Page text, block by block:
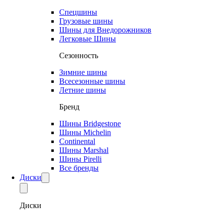
Спецшины
Грузовые шины
Шины для Внедорожников
Легковые Шины
Сезонность
Зимние шины
Всесезонные шины
Летние шины
Бренд
Шины Bridgestone
Шины Michelin
Continental
Шины Marshal
Шины Pirelli
Все бренды
Диски
Диски